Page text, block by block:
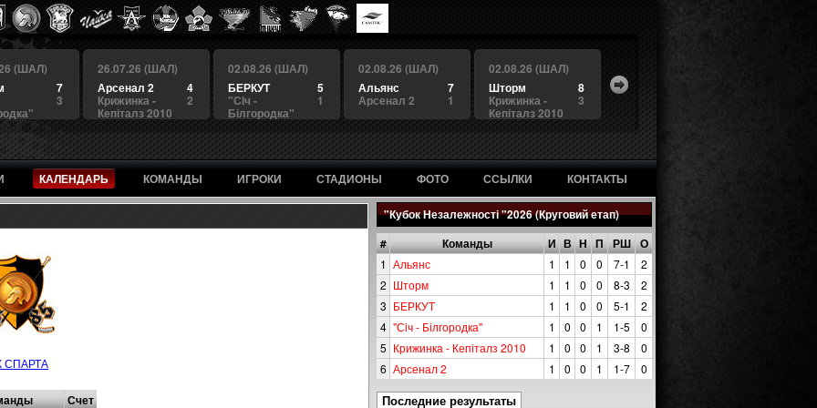
(ШАЛ)
7
3
26.07.26 (ШАЛ)
4
Арсенал 2
2
Крижинка -
Кепіталз 2010
02.08.26 (ШАЛ)
5
БЕРКУТ
1
"Сiч -
Білгородка"
02.08.26 (ШАЛ)
7
Альянс
1
Арсенал 2
02.08.26 (ШАЛ)
8
Шторм
3
Крижинка -
Кепіталз 2010
КАЛЕНДАРЬ КОМАНДЫ ИГРОКИ СТАДИОНЫ ФОТО ССЫЛКИ КОНТАКТЫ
"Кубок Незалежності "2026 (Круговий етап)
# Команды И В Н П РШ О
1 Альянс 1 1 0 0 7-1
2
2 Шторм 1 1 0 0 8-3
2
3 БЕРКУТ 1 1 0 0 5-1
2
4 "Сiч - Білгородка" 1 0 0 1 1-5
0
5 Крижинка - Кепіталз 2010 1 0 0 1 3-8
0
6 Арсенал 2 1 0 0 1 1-7 0
Последние результаты
СПАРТА
Счет